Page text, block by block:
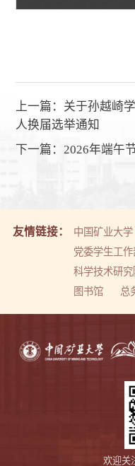
上一篇： 关于孙越崎
人换届选举通知
下一篇：2026年端午
友情链接： 中国矿业大学
党委学生工作
科学技术研究
图书馆
总
欢迎关